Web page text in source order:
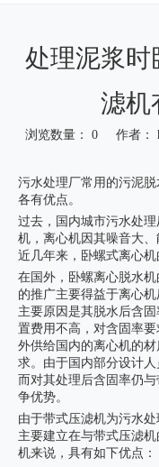
处理泥浆时
滤机
浏览数量： 0作者：
污水处理厂常用的污泥
各有优点。
过去，国内城市污水处
机，离心机因其噪音大
近几年来，卧螺式离心机
在国外，卧螺离心脱水
的推广主要得益于离心
主要原因是其脱水后含
置费用不高，对含固率
外供给国内的离心机的
求。由于国内部分设计
而对其处理后含固率仍
争优势。
由于带式压滤机为污水
主要建立在与带式压滤
机来说，具有如下优点：